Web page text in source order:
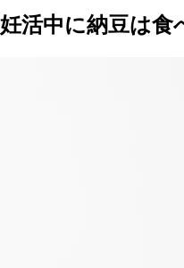
妊活中に納豆は食